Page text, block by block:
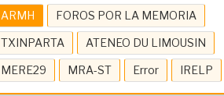
ARMH FOROS POR LA MEMORIA
TXINPARTA ATENEO DU LIMOUSIN
MERE29 MRA-ST Error IRELP